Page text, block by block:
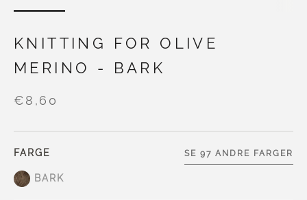
KNITTING FOR OLIVE
MERINO - BARK
€8,60
FARGE
BARK
SE 97 ANDRE FARGER